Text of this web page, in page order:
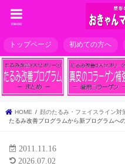
menu
トップページ 初めての方へ
HOME
顔のたるみ・フェイスライン対
たるみ改善プログラムから新プログラムへ
2011.11.16
2026.07.02